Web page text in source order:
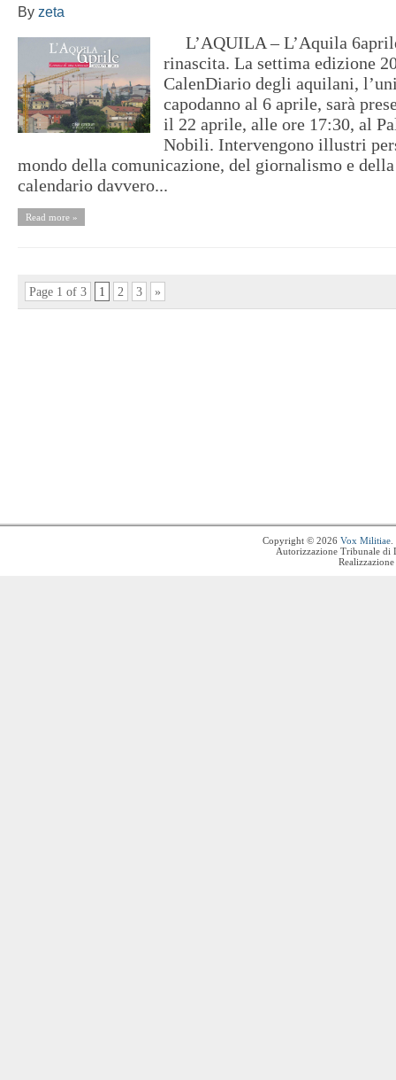
By zeta
L’AQUILA – L’Aquila
rinascita. La settima edizione
CalenDiario degli aquilani,
capodanno al 6 aprile, sarà
il 22 aprile, alle ore 17:30, al
Nobili. Intervengono illustri
mondo della comunicazione, del giornalismo e
calendario davvero...
Read more »
Page 1 of 3 1 2 3 »
Copyright © 2026 Vox Militiae
Autorizzazione Tribunale di